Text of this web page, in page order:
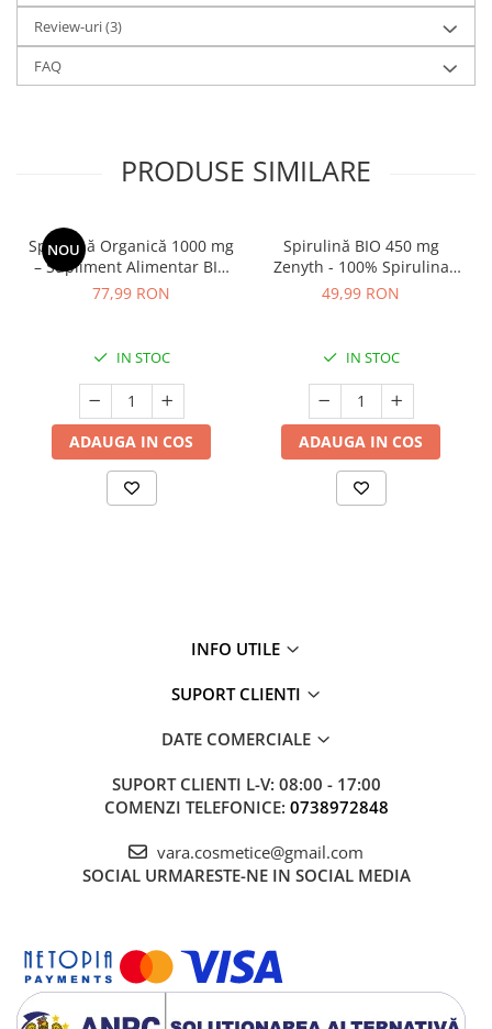
Review-uri(3)
FAQ
PRODUSE SIMILARE
NOU
Spirulină Organică 1000 mg
– Supliment Alimentar BIO
(90 tablete)
77,99 RON
IN STOC
ADAUGA IN COS
Spirulină BIO 450 mg
Zenyth - 100% Spirulina
Organică, 60 capsule
49,99 RON
IN STOC
ADAUGA IN COS
INFO UTILE
SUPORT CLIENTI
DATE COMERCIALE
SUPORT CLIENTI L-V: 08:00 - 17:00
COMENZI TELEFONICE: 0738972848
vara.cosmetice@gmail.com
SOCIAL URMARESTE-NE IN SOCIAL MEDIA